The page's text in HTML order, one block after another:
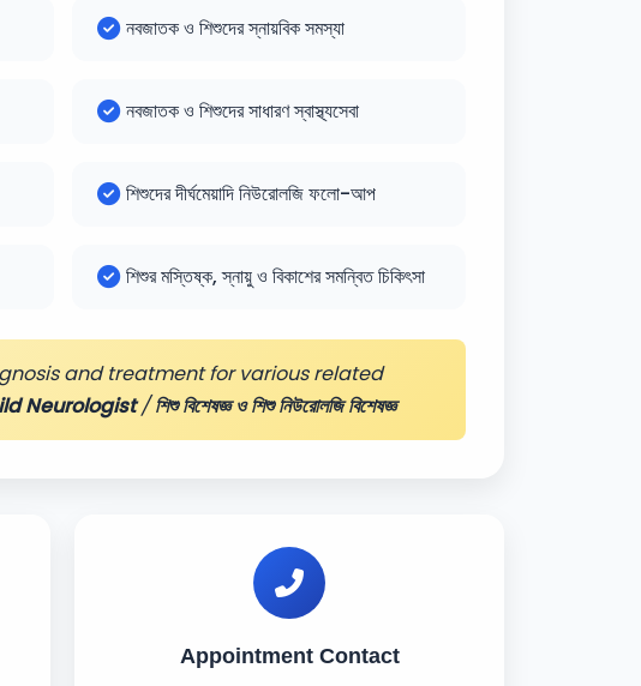
নবজাতক ও শিশুদের স্নায়বিক সমস্যা
নবজাতক ও শিশুদের সাধারণ স্বাস্থ্যসেবা
শিশুদের দীর্ঘমেয়াদি নিউরোলজি ফলো-আপ
শিশুর মস্তিষ্ক, স্নায়ু ও বিকাশের সমন্বিত চিকিৎসা
and treatment for various related
Neurologist/শিশু বিশেষজ্ঞ ও শিশু নিউরোলজি বিশেষজ্ঞ
Appointment Contact